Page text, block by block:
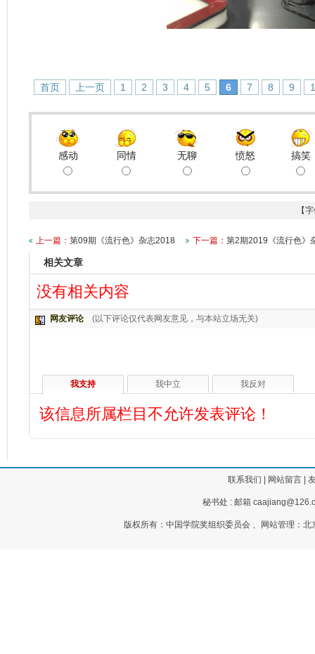
首页 上一页 1 2 3 4 5 6 7 8 9
感动 同情 无聊 愤怒 搞笑
【
上一篇： 第09期《流行色》杂志2018 下一篇： 第2期2019《流行色》
相关文章
没有相关内容
网友评论 (以下评论仅代表网友意见，与本站立场无关)
我支持 我中立 我反对
该信息所属栏目不允许发表评论！
联系我们 网站留言|
秘书处 : 邮箱
版权所有：中国学院奖组织委员会 、网站管理：